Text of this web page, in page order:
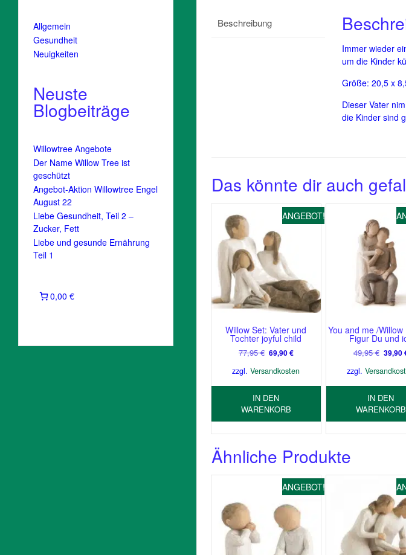
Beschreibung
Immer wieder
um die Kinder
Größe: 20,5 x
Dieser Vater
die Kinder sind
Das könnte dir auch
ANGEBOT!
Willow Set: Vater und
Tochter joyful child
77,95€ Ursprünglicher
war:
77,95 €
69,90€Aktueller
ist:
69,90 €.
zzgl.Versandkosten
IN DEN
WARENKORB
You and me /Willow
Figur Du und
49,95€
war:
49,95
39,90
zzgl.
IN DEN
WARENKORB
Ähnliche Produkte
ANGEBOT!
Allgemein
Gesundheit
Neuigkeiten
Neuste
Blogbeiträge
Willowtree Angebote
Der Name Willow Tree ist
geschützt
Angebot-Aktion Willowtree Engel
August 22
Liebe Gesundheit, Teil 2 –
Zucker, Fett
Liebe und gesunde Ernährung
Teil 1
0,00 €